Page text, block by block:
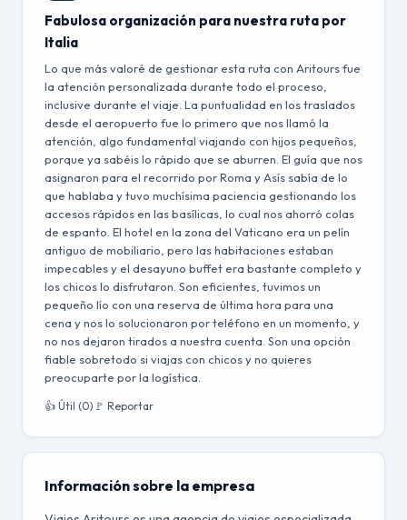
Fabulosa organización para nuestra ruta por
Italia
Lo que más valoré de gestionar esta ruta con Aritours fue
la atención personalizada durante todo el proceso,
inclusive durante el viaje. La puntualidad en los traslados
desde el aeropuerto fue lo primero que nos llamó la
atención, algo fundamental viajando con hijos pequeños,
porque ya sabéis lo rápido que se aburren. El guía que nos
asignaron para el recorrido por Roma y Asís sabía de lo
que hablaba y tuvo muchísima paciencia gestionando los
accesos rápidos en las basílicas, lo cual nos ahorró colas
de espanto. El hotel en la zona del Vaticano era un pelín
antiguo de mobiliario, pero las habitaciones estaban
impecables y el desayuno buffet era bastante completo y
los chicos lo disfrutaron. Son eficientes, tuvimos un
pequeño lío con una reserva de última hora para una
cena y nos lo solucionaron por teléfono en un momento, y
no nos dejaron tirados a nuestra cuenta. Son una opción
fiable sobretodo si viajas con chicos y no quieres
preocuparte por la logística.
👍 Útil (0) 🚩 Reportar
Información sobre la empresa